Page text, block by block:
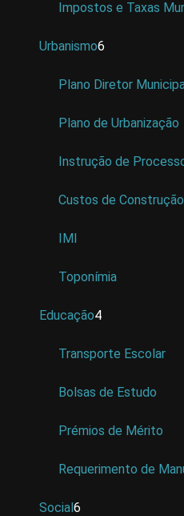
Impostos e Taxas
Urbanismo6
Plano Diretor
Plano de Urbanização
Instrução de
Custos de Construção
IMI
Toponímia
Educação4
Transporte Escolar
Bolsas de Estudo
Prémios de Mérito
Requerimento de
Social6